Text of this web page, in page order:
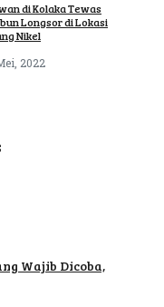
di Kolaka Tewas
Longsor di Lokasi
Nikel
2022
Wajib Dicoba,